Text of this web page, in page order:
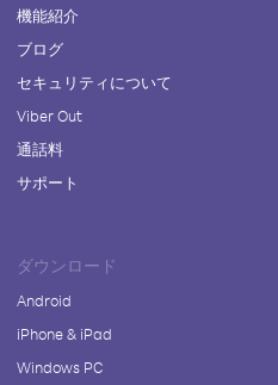
機能紹介
ブログ
セキュリティについて
Viber Out
通話料
サポート
ダウンロード
Android
iPhone & iPad
Windows PC